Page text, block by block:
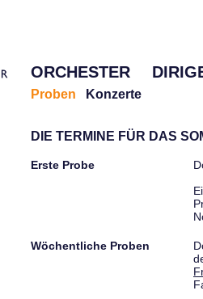
ORCHESTER
Proben Konzerte
DIE TERMINE FÜR DAS
Erste Probe
Wöchentliche Proben